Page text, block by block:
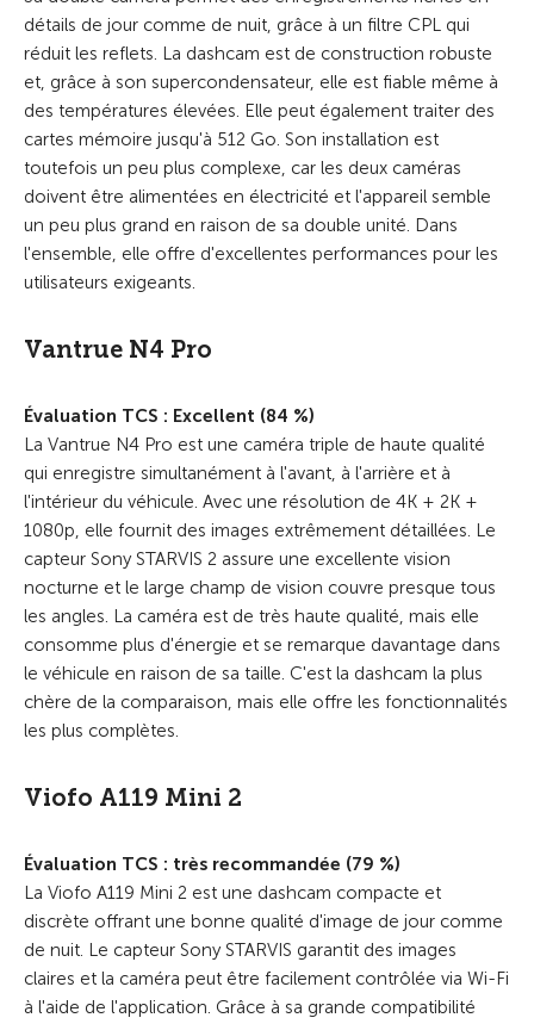
détails de jour comme de nuit, grâce à un filtre CPL qui
réduit les reflets. La dashcam est de construction robuste
et, grâce à son supercondensateur, elle est fiable même à
des températures élevées. Elle peut également traiter des
cartes mémoire jusqu'à 512 Go. Son installation est
toutefois un peu plus complexe, car les deux caméras
doivent être alimentées en électricité et l'appareil semble
un peu plus grand en raison de sa double unité. Dans
l'ensemble, elle offre d'excellentes performances pour les
utilisateurs exigeants.
Vantrue N4 Pro
Évaluation TCS : Excellent (84 %)
La Vantrue N4 Pro est une caméra triple de haute qualité
qui enregistre simultanément à l'avant, à l'arrière et à
l'intérieur du véhicule. Avec une résolution de 4K + 2K +
1080p, elle fournit des images extrêmement détaillées. Le
capteur Sony STARVIS 2 assure une excellente vision
nocturne et le large champ de vision couvre presque tous
les angles. La caméra est de très haute qualité, mais elle
consomme plus d'énergie et se remarque davantage dans
le véhicule en raison de sa taille. C'est la dashcam la plus
chère de la comparaison, mais elle offre les fonctionnalités
les plus complètes.
Viofo A119 Mini 2
Évaluation TCS : très recommandée (79 %)
La Viofo A119 Mini 2 est une dashcam compacte et
discrète offrant une bonne qualité d'image de jour comme
de nuit. Le capteur Sony STARVIS garantit des images
claires et la caméra peut être facilement contrôlée via Wi-Fi
à l'aide de l'application. Grâce à sa grande compatibilité